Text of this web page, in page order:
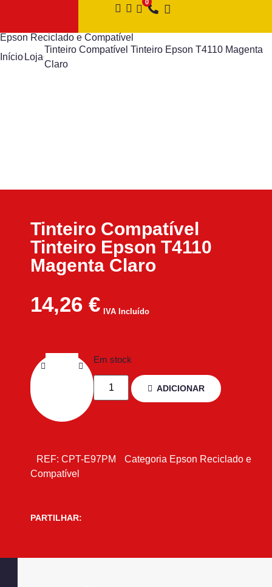
Epson Reciclado e Compatível
Início Loja
Tinteiro Compatível Tinteiro Epson T4110 Magenta
Claro
Tinteiro Compatível
Tinteiro Epson T4110
Magenta Claro
14,26 € IVA Incluído
Em stock
ADICIONAR
REF: CPT-E97PM Categoria Epson Reciclado e
Compatível
PARTILHAR: